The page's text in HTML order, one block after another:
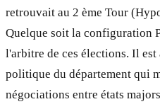
retrouvait au 2 ème Tour
Quelque soit la configuration
l'arbitre de ces élections. Il est
politique du département qui
négociations entre états